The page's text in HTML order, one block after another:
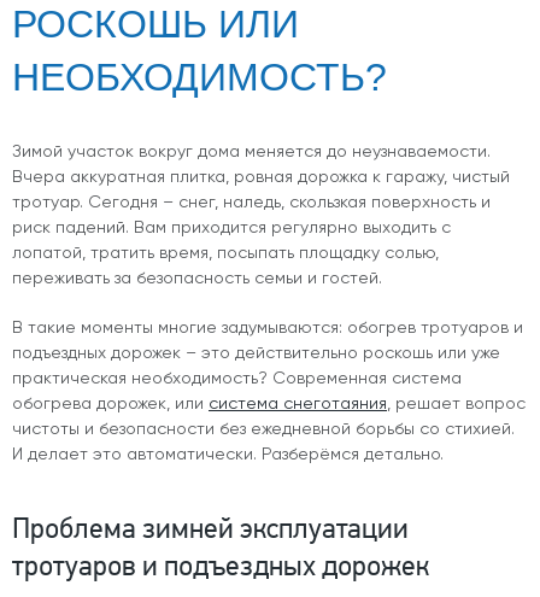
РОСКОШЬ ИЛИ
НЕОБХОДИМОСТЬ?
Зимой участок вокруг дома меняется до неузнаваемости.
Вчера аккуратная плитка, ровная дорожка к гаражу, чистый
тротуар. Сегодня – снег, наледь, скользкая поверхность и
риск падений. Вам приходится регулярно выходить с
лопатой, тратить время, посыпать площадку солью,
переживать за безопасность семьи и гостей.
В такие моменты многие задумываются: обогрев тротуаров и
подъездных дорожек – это действительно роскошь или уже
практическая необходимость? Современная система
обогрева дорожек, или система снеготаяния , решает вопрос
чистоты и безопасности без ежедневной борьбы со стихией.
И делает это автоматически. Разберёмся детально.
Проблема зимней эксплуатации
тротуаров и подъездных дорожек